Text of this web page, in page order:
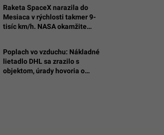
Raketa SpaceX narazila do
Mesiaca v rýchlosti takmer 9-
tisíc km/h. NASA okamžite
Poplach vo vzduchu: Nákladné
lietadlo DHL sa zrazilo s
objektom, úrady hovoria o